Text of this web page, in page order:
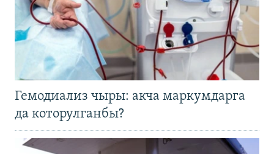
Гемодиализ чыры: акча маркумдарга
да которулганбы?